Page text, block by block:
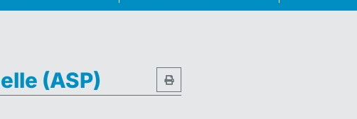
(ASP)